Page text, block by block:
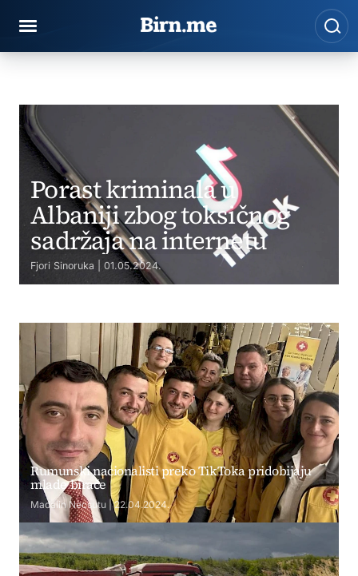
BIRN
Region
Porast kriminala u
Albaniji zbog toksičnog
sadržaja na internetu
Fjori Sinoruka | 01.05.2024.
Rumunski nacionalisti preko TikToka pridobijaju
mlade birače
Madalin Necsutu | 22.04.2024.